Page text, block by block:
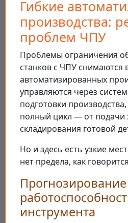
Гибкие
производства:
проблем ЧПУ
Проблемы ограничения
станков с ЧПУ снимаются
автоматизированных
управляются через
подготовки
полный цикл — от подачи
складирования готовой
Но и здесь есть узкие
нет предела, как
Прогнозирование
инструмента